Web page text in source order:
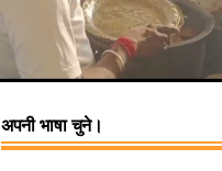
अपनी भाषा चुने।